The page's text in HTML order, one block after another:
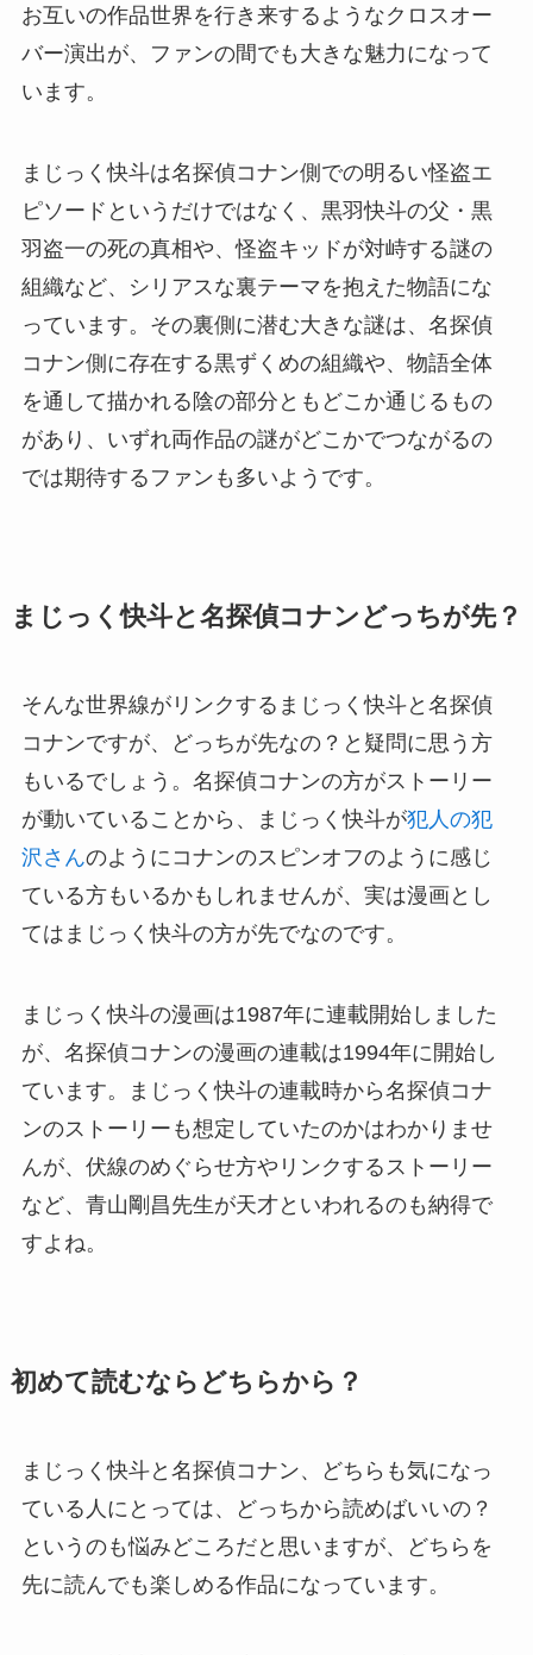
お互いの作品世界を行き来するようなクロスオー
バー演出が、ファンの間でも大きな魅力になって
います。
まじっく快斗は名探偵コナン側での明るい怪盗エ
ピソードというだけではなく、黒羽快斗の父・黒
羽盗一の死の真相や、怪盗キッドが対峙する謎の
組織など、シリアスな裏テーマを抱えた物語にな
っています。その裏側に潜む大きな謎は、名探偵
コナン側に存在する黒ずくめの組織や、物語全体
を通して描かれる陰の部分ともどこか通じるもの
があり、いずれ両作品の謎がどこかでつながるの
では期待するファンも多いようです。
まじっく快斗と名探偵コナンどっちが先？
そんな世界線がリンクするまじっく快斗と名探偵
コナンですが、どっちが先なの？と疑問に思う方
もいるでしょう。名探偵コナンの方がストーリー
が動いていることから、まじっく快斗が犯人の犯
沢さんのようにコナンのスピンオフのように感じ
ている方もいるかもしれませんが、実は漫画とし
てはまじっく快斗の方が先でなのです。
まじっく快斗の漫画は1987年に連載開始しました
が、名探偵コナンの漫画の連載は1994年に開始し
ています。まじっく快斗の連載時から名探偵コナ
ンのストーリーも想定していたのかはわかりませ
んが、伏線のめぐらせ方やリンクするストーリー
など、青山剛昌先生が天才といわれるのも納得で
すよね。
初めて読むならどちらから？
まじっく快斗と名探偵コナン、どちらも気になっ
ている人にとっては、どっちから読めばいいの？
というのも悩みどころだと思いますが、どちらを
先に読んでも楽しめる作品になっています。